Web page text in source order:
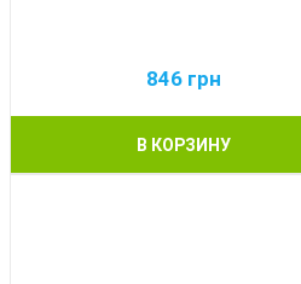
846 грн
В КОРЗИНУ